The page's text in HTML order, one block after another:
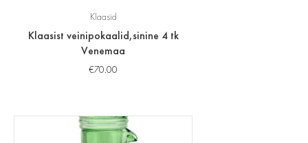
Klaasid
Klaasist veinipokaalid,sinine 4 tk
Venemaa
€70.00